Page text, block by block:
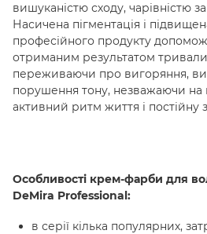
вишуканістю сходу, чарівністю
Насичена пігментація і
професійного продукту
отриманим результатом
переживаючи про вигоряння,
порушення тону, незважаючи на
активний ритм життя і постійну
Особливості крем-фарби для
DeMira Professional:
в серії кілька популярних,